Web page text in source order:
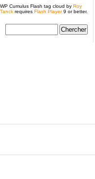
WP Cumulus Flash tag cloud by Roy
Tanck requires Flash Player9 or better.